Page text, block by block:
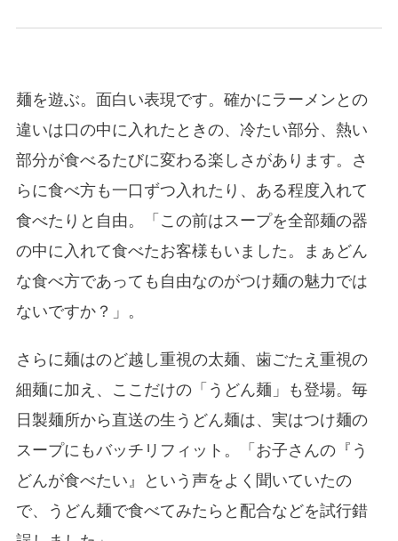
麺を遊ぶ。面白い表現です。確かにラーメンとの
違いは口の中に入れたときの、冷たい部分、熱い
部分が食べるたびに変わる楽しさがあります。さ
らに食べ方も一口ずつ入れたり、ある程度入れて
食べたりと自由。「この前はスープを全部麺の器
の中に入れて食べたお客様もいました。まぁどん
な食べ方であっても自由なのがつけ麺の魅力では
ないですか？」。
さらに麺はのど越し重視の太麺、歯ごたえ重視の
細麺に加え、ここだけの「うどん麺」も登場。毎
日製麺所から直送の生うどん麺は、実はつけ麺の
スープにもバッチリフィット。「お子さんの『う
どんが食べたい』という声をよく聞いていたの
で、うどん麺で食べてみたらと配合などを試行錯